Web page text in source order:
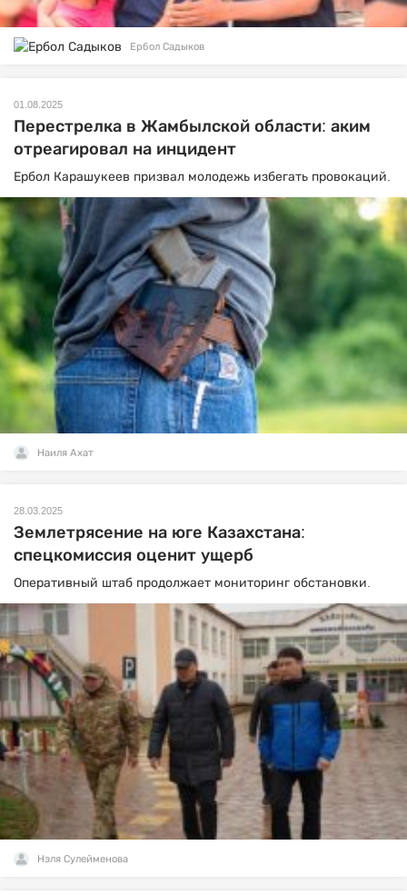
Ербол Садыков
01.08.2025
Перестрелка в Жамбылской области: аким
отреагировал на инцидент
Ербол Карашукеев призвал молодежь избегать провокаций.
Наиля Ахат
28.03.2025
Землетрясение на юге Казахстана:
спецкомиссия оценит ущерб
Оперативный штаб продолжает мониторинг обстановки.
Нэля Сулейменова